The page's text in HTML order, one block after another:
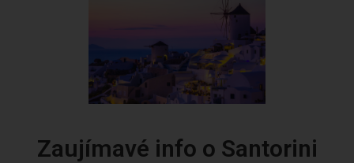
Zaujímavé info o Santorini